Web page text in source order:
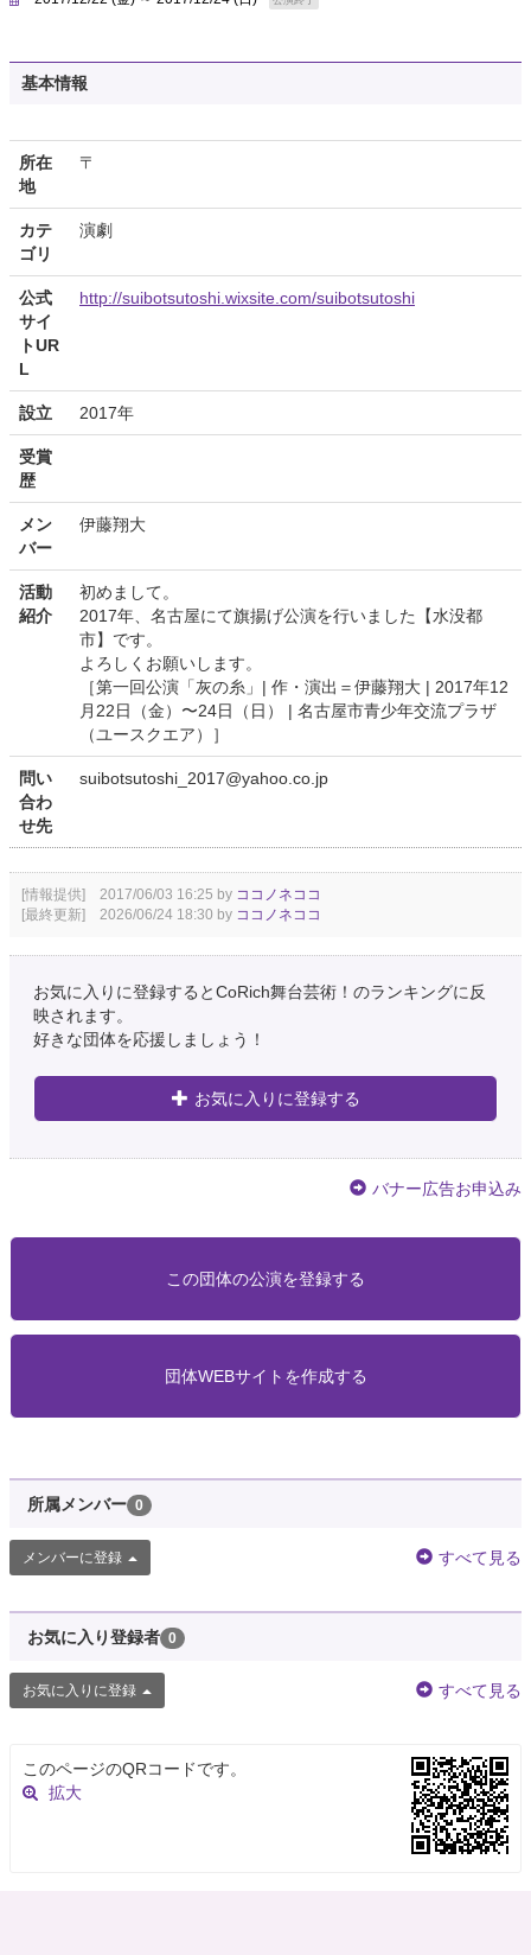
基本情報
所在
地
〒
カテ
ゴリ
演劇
公式
サイ
トUR
L
http://suibotsutoshi.wixsite.com/suibotsutoshi
設立 2017年
受賞
歴
メン
バー
伊藤翔大
活動
紹介
初めまして。
2017年、名古屋にて旗揚げ公演を行いました【水没都
市】です。
よろしくお願いします。
［第一回公演「灰の糸」| 作・演出＝伊藤翔大 | 2017年12
月22日（金）〜24日（日） | 名古屋市青少年交流プラザ
（ユースクエア）］
問い
合わ
せ先
suibotsutoshi_2017@yahoo.co.jp
[情報提供] 2017/06/03 16:25 by ココノネココ
[最終更新] 2026/06/24 18:30 by ココノネココ
お気に入りに登録するとCoRich舞台芸術！のランキングに反
映されます。
好きな団体を応援しましょう！
お気に入りに登録する
バナー広告お申込み
この団体の公演を登録する
団体WEBサイトを作成する
所属メンバー 0
メンバーに登録 すべて見る
お気に入り登録者 0
お気に入りに登録 すべて見る
このページのQRコードです。
拡大